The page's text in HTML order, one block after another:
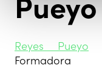
Reyes Pueyo